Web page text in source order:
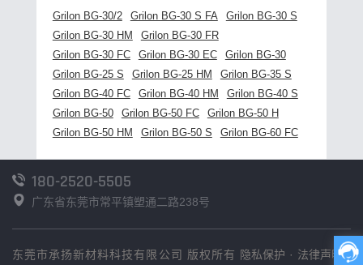
Grilon BG-30/2 Grilon BG-30 S FA
Grilon BG-30 S
Grilon BG-30 HM
Grilon BG-30 FR
Grilon BG-30 FC
Grilon BG-30 EC
Grilon BG-30
Grilon BG-25 S
Grilon BG-25 HM
Grilon BG-35 S
Grilon BG-40 FC
Grilon BG-40 HM
Grilon BG-40 S
Grilon BG-50
Grilon BG-50 FC
Grilon BG-50 H
Grilon BG-50 HM
Grilon BG-50 S Grilon BG-60 FC
180-2520-5505
广东省东莞市常平镇塑通二路238号
东莞市承扬新材料科技有限公司 版权所有 隐私保护 · 法律声明·